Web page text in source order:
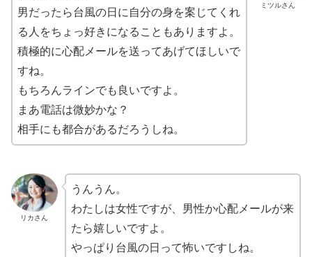
ミツルさん
男だったら台風の日に自分の身を案じてくれ
る人をちょっ好きになることもありますよ。
積極的に心配メールを送ってあげてほしいで
すね。
もちろんラインでも良いですよ。
まあ電話は微妙かな？
相手にも都合があるだろうしね。
リカさん
うんうん。
わたしは女性ですが、男性か心配メールが来
たら嬉しいですよ。
やっぱり台風の日って怖いですしね。